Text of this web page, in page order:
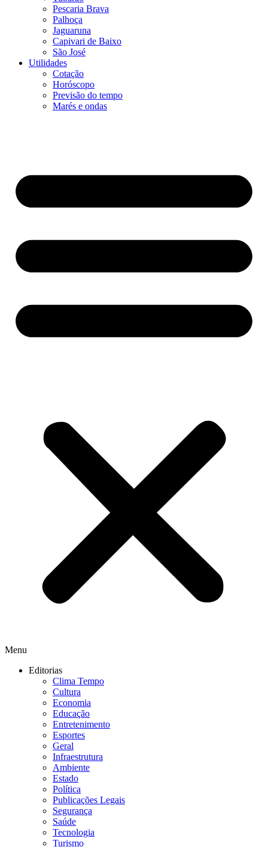
Pescaria Brava
Palhoça
Jaguaruna
Capivari de Baixo
São José
Utilidades
Cotação
Horóscopo
Previsão do tempo
Marés e ondas
Menu
Editorias
Clima Tempo
Cultura
Economia
Educação
Entretenimento
Esportes
Geral
Infraestrutura
Ambiente
Estado
Política
Publicações Legais
Segurança
Saúde
Tecnologia
Turismo